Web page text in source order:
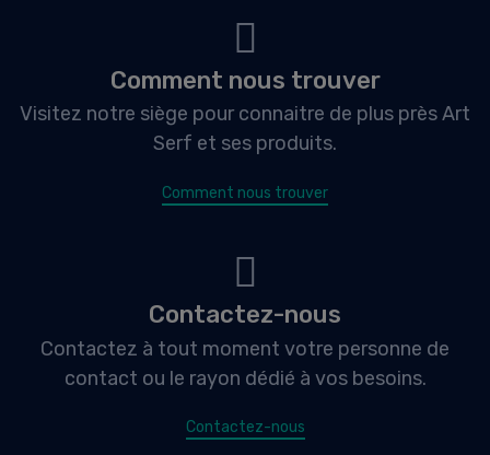
Comment nous trouver
Visitez notre siège pour connaitre de plus près Art
Serf et ses produits.
Comment nous trouver
Contactez-nous
Contactez à tout moment votre personne de
contact ou le rayon dédié à vos besoins.
Contactez-nous